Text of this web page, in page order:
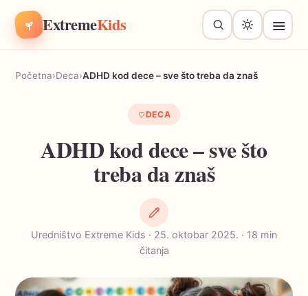
ExtremeKids
Početna›Deca›ADHD kod dece – sve što treba da znaš
DECA
ADHD kod dece – sve što
treba da znaš
Uredništvo Extreme Kids · 25. oktobar 2025. · 18 min
čitanja